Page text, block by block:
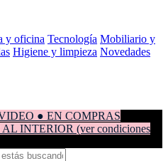
y oficina Tecnología Mobiliario y
Higiene y limpieza Novedades
● EN COMPRAS
INTERIOR (ver condiciones